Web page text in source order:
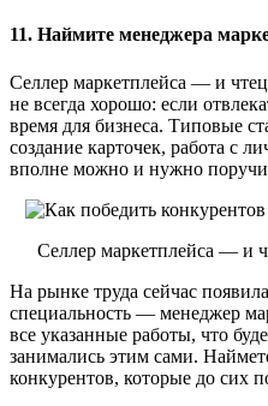
11. Наймите менеджера
Селлер маркетплейса — и
не всегда хорошо: если
время для бизнеса. Типовые
создание карточек, работа с
вполне можно и нужно
Селлер маркетплейса — и
На рынке труда сейчас
специальность — менеджер
все указанные работы, что
занимались этим сами.
конкурентов, которые до сих